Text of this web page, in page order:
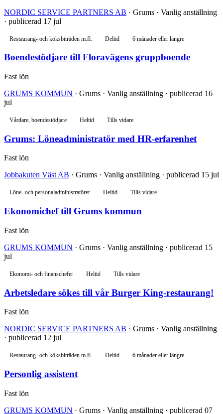
NORDIC SERVICE PARTNERS AB · Grums · Vanlig anställning
· publicerad 17 jul
Restaurang- och köksbiträden m.fl. Deltid 6 månader eller längre
Boendestödjare till Floravägens gruppboende
Fast lön
GRUMS KOMMUN · Grums · Vanlig anställning · publicerad 16
jul
Vårdare, boendestödjare Heltid Tills vidare
Grums: Löneadministratör med HR-erfarenhet
Fast lön
Jobbakuten Väst AB · Grums · Vanlig anställning · publicerad 15 jul
Löne- och personaladministratörer Heltid Tills vidare
Ekonomichef till Grums kommun
Fast lön
GRUMS KOMMUN · Grums · Vanlig anställning · publicerad 15
jul
Ekonomi- och finanschefer Heltid Tills vidare
Arbetsledare sökes till vår Burger King-restaurang!
Fast lön
NORDIC SERVICE PARTNERS AB · Grums · Vanlig anställning
· publicerad 12 jul
Restaurang- och köksbiträden m.fl. Deltid 6 månader eller längre
Personlig assistent
Fast lön
GRUMS KOMMUN · Grums · Vanlig anställning · publicerad 07